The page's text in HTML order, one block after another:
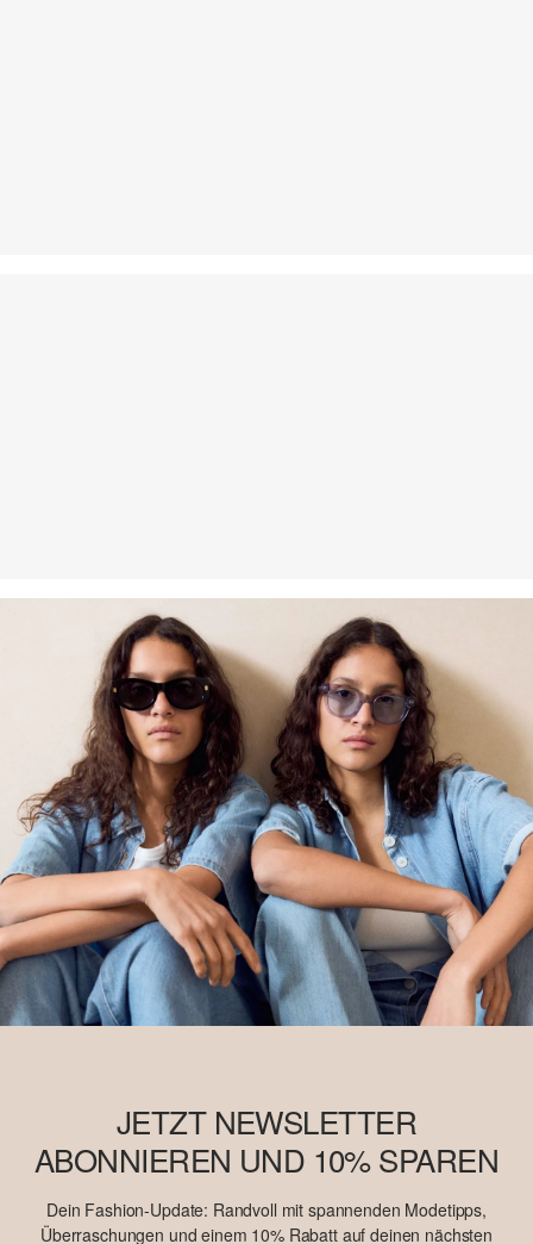
JETZT NEWSLETTER
ABONNIEREN UND 10% SPAREN
Dein Fashion-Update: Randvoll mit spannenden Modetipps,
Überraschungen und einem 10% Rabatt auf deinen nächsten